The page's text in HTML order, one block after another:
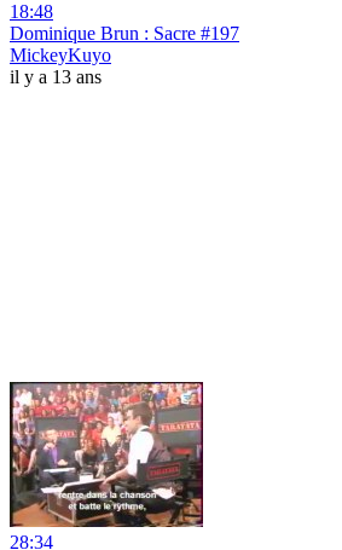
18:48
Dominique Brun : Sacre #197
MickeyKuyo
il y a 13 ans
28:34